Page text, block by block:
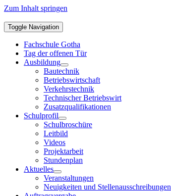
Zum Inhalt springen
Toggle Navigation
Fachschule Gotha
Tag der offenen Tür
Ausbildung
Bautechnik
Betriebswirtschaft
Verkehrstechnik
Technischer Betriebswirt
Zusatzqualifikationen
Schulprofil
Schulbroschüre
Leitbild
Videos
Projektarbeit
Stundenplan
Aktuelles
Veranstaltungen
Neuigkeiten und Stellenausschreibungen